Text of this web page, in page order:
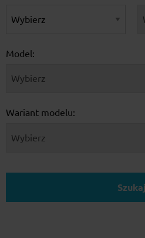
Model:
Wariant modelu:
Szukaj